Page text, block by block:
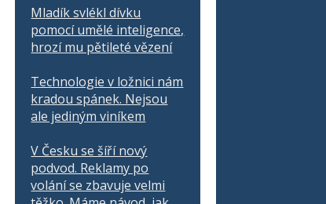
Mladík svlékl dívku
pomocí umělé inteligence,
hrozí mu pětileté vězení
Technologie v ložnici nám
kradou spánek. Nejsou
ale jediným viníkem
V Česku se šíří nový
podvod. Reklamy po
volání se zbavuje velmi